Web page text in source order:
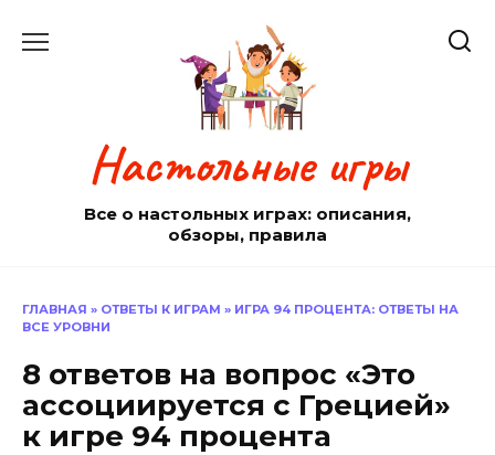
Настольные игры
Все о настольных играх: описания,
обзоры, правила
ГЛАВНАЯ » ОТВЕТЫ К ИГРАМ » ИГРА 94 ПРОЦЕНТА: ОТВЕТЫ НА
ВСЕ УРОВНИ
8 ответов на вопрос «Это
ассоциируется с Грецией»
к игре 94 процента